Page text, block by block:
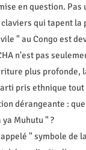
en question.
qui tapent la
" au Congo est
n'est pas
plus profonde,
pris ethnique
dérangeante :
Muhutu " ?
" symbole de